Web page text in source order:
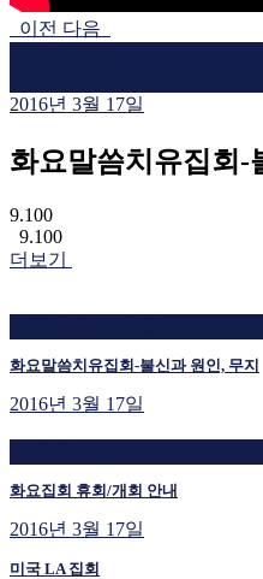
이전 다음
2016년 3월 17일
화요말씀치유집회-
9.100
9.100
더보기
화요말씀치유집회-불신과 원인, 무지
2016년 3월 17일
화요집회 휴회/개회 안내
2016년 3월 17일
미국 LA 집회